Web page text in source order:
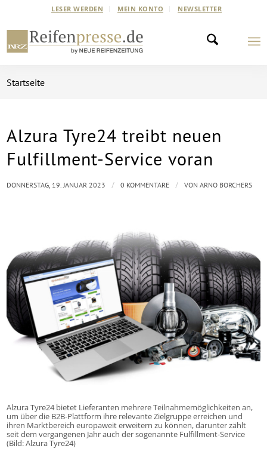
LESER WERDEN MEIN KONTO NEWSLETTER
Startseite
Alzura Tyre24 treibt neuen
Fulfillment-Service voran
Alzura Tyre24 bietet Lieferanten mehrere Teilnahmemöglichkeiten an,
um über die B2B-Plattform ihre relevante Zielgruppe erreichen und
ihren Marktbereich europaweit erweitern zu können, darunter zählt
seit dem vergangenen Jahr auch der sogenannte Fulfillment-Service
(Bild: Alzura Tyre24)
DONNERSTAG, 19. JANUAR 2023 / 0 KOMMENTARE / VONARNO BORCHERS